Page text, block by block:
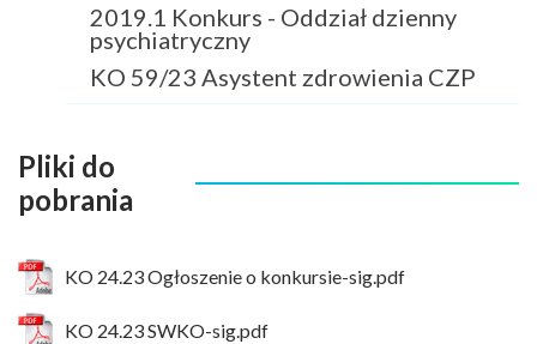
2019.1 Konkurs - Oddział dzienny
psychiatryczny
KO 59/23 Asystent zdrowienia CZP
Pliki do
pobrania
KO 24.23 Ogłoszenie o konkursie-sig.pdf
KO 24.23 SWKO-sig.pdf